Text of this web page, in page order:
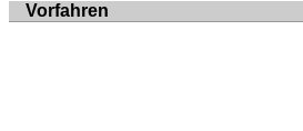
Vorfahren